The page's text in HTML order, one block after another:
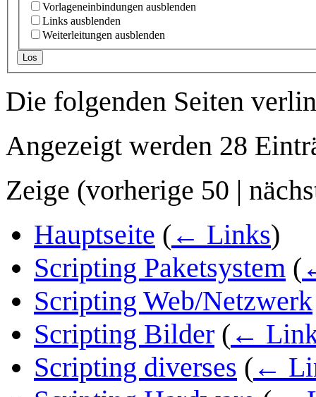
Vorlageneinbindungen ausblenden
Links ausblenden
Weiterleitungen ausblenden
Los
Die folgenden Seiten
Angezeigt werden 28
Zeige (vorherige 50 |
Hauptseite ( ← Links)
Scripting Paketsystem (
Scripting Web/Netzwerk
Scripting Bilder ( ←
Scripting diverses ( ←